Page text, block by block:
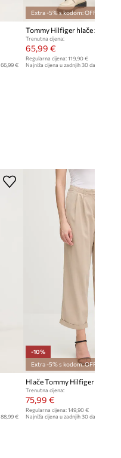
66,99 €
Extra -5% s kodom: OFF*
Trenutna cijena:
65,99 €
Regularna cijena: 119,90 €
Najniža cijena u zadnjih 30 dana prije
88,99 €
-10%
Extra -5% s kodom: OFF*
Hlače Tommy Hilfiger
Trenutna cijena:
75,99 €
Regularna cijena: 149,90 €
Najniža cijena u zadnjih 30 dana prije